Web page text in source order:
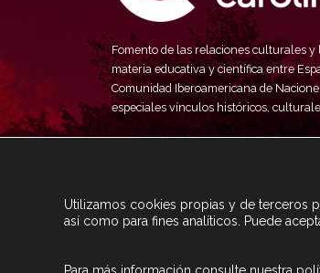
Fomento de las relaciones culturales y
materia educativa y científica entre
Comunidad Iberoamericana de
especiales vínculos históricos,
Utilizamos cookies propias y de terceros
así como para fines analíticos. Puede